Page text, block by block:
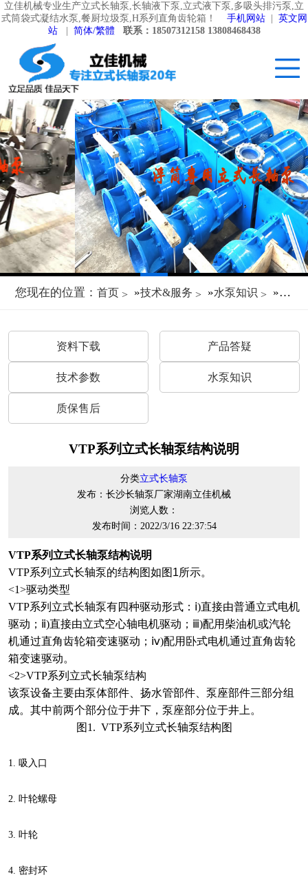
立佳机械专业生产立式长轴泵,长轴液下泵,立式液下泵,多吸头排污泵,立
式筒袋式凝结水泵,餐厨垃圾泵,H系列直角齿轮箱！ 手机网站| 英文网
站| 简体/繁體 联系：18507312158 13808468438
您现在的位置： 首页 »技术&服务 »水泵知识 »立式
资料下载 产品答疑
技术参数 水泵知识
质保售后
​VTP系列立式长轴泵结构说明
分类立式长轴泵
发布：长沙长轴泵厂家湖南立佳机械
浏览人数：
发布时间：2022/3/16 22:37:54
VTP系列立式长轴泵结构说明
VTP系列立式长轴泵的结构图如图1所示。
<1>驱动类型
VTP系列立式长轴泵有四种驱动形式： ⅰ)直接由普通立式电机
驱动；ⅱ)直接由立式空心轴电机驱动；ⅲ)配用柴油机或汽轮
机通过直角齿轮箱变速驱动；ⅳ)配用卧式电机通过直角齿轮
箱变速驱动。
<2>VTP系列立式长轴泵结构
该泵设备主要由泵体部件、扬水管部件、泵座部件三部分组
成。其中前两个部分位于井下，泵座部分位于井上。
图1. VTP系列立式长轴泵结构图
1. 吸入口
2. 叶轮螺母
3. 叶轮
4. 密封环